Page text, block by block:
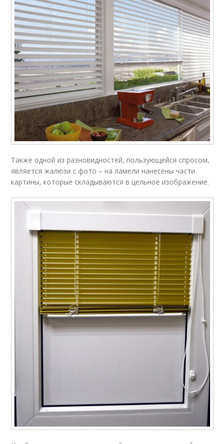
Также одной из разновидностей, пользующейся спросом,
является жалюзи с фото – на ламели нанесены части
картины, которые складываются в цельное изображение.